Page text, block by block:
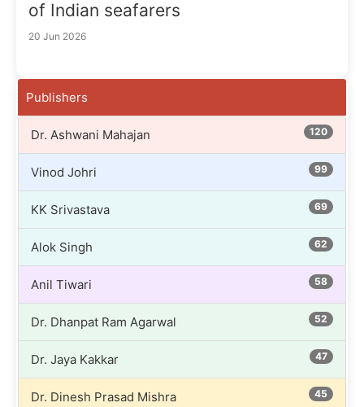
of Indian seafarers
20 Jun 2026
Publishers
Dr. Ashwani Mahajan 120
Vinod Johri 99
KK Srivastava 69
Alok Singh 62
Anil Tiwari 58
Dr. Dhanpat Ram Agarwal 52
Dr. Jaya Kakkar 47
Dr. Dinesh Prasad Mishra 45